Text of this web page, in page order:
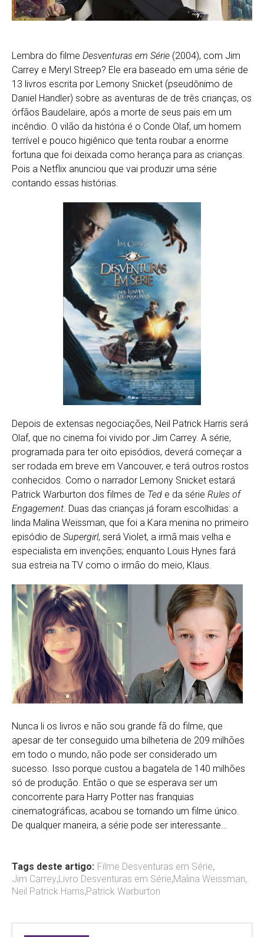
Lembra do filme Desventuras em Série (2004), com Jim
Carrey e Meryl Streep? Ele era baseado em uma série de
13 livros escrita por Lemony Snicket (pseudônimo de
Daniel Handler) sobre as aventuras de de três crianças, os
órfãos Baudelaire, após a morte de seus pais em um
incêndio. O vilão da história é o Conde Olaf, um homem
terrível e pouco higiênico que tenta roubar a enorme
fortuna que foi deixada como herança para as crianças.
Pois a Netflix anunciou que vai produzir uma série
contando essas histórias.
Depois de extensas negociações, Neil Patrick Harris será
Olaf, que no cinema foi vivido por Jim Carrey. A série,
programada para ter oito episódios, deverá começar a
ser rodada em breve em Vancouver, e terá outros rostos
conhecidos. Como o narrador Lemony Snicket estará
Patrick Warburton dos filmes de Ted e da série Rules of
Engagement . Duas das crianças já foram escolhidas: a
linda Malina Weissman, que foi a Kara menina no primeiro
episódio de Supergirl, será Violet, a irmã mais velha e
especialista em invenções; enquanto Louis Hynes fará
sua estreia na TV como o irmão do meio, Klaus.
Nunca li os livros e não sou grande fã do filme, que
apesar de ter conseguido uma bilheteria de 209 milhões
em todo o mundo, não pode ser considerado um
sucesso. Isso porque custou a bagatela de 140 milhões
só de produção. Então o que se esperava ser um
concorrente para Harry Potter nas franquias
cinematográficas, acabou se tornando um filme único.
De qualquer maneira, a série pode ser interessante…
Tags deste artigo: Filme Desventuras em Série,
Jim Carrey,Livro Desventuras em Série,Malina Weissman,
Neil Patrick Harris,Patrick Warburton